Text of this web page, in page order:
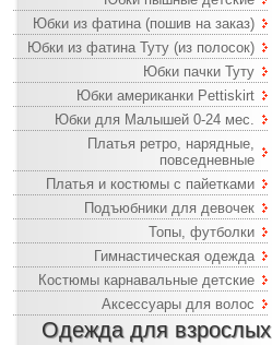
Юбки из фатина (пошив на заказ)
Юбки из фатина Туту (из полосок)
Юбки пачки Туту
Юбки американки Pettiskirt
Юбки для Малышей 0-24 мес.
Платья ретро, нарядные,
повседневные
Платья и костюмы с пайетками
Подъюбники для девочек
Топы, футболки
Гимнастическая одежда
Костюмы карнавальные детские
Аксессуары для волос
Одежда для взрослых